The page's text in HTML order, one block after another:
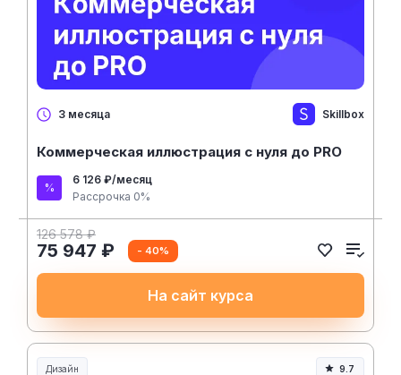
3 месяца Skillbox
Коммерческая иллюстрация с нуля до PRO
6 126 ₽/месяц
Рассрочка 0%
126 578 ₽
75 947 ₽ - 40%
На сайт курса
Дизайн 9.7